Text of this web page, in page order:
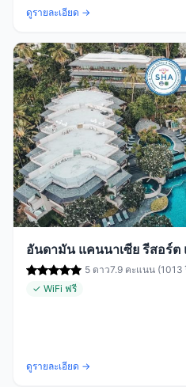
ดูรายละเอียด →
อันดามัน แคนนาเซีย รีสอร์ต
5 ดาว7.9 คะแนน (1013
✓ WiFi ฟรี
ดูรายละเอียด →